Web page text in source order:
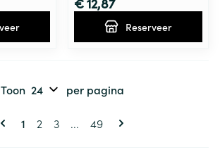
Reserveer
Pagina's
U lees momenteel pagina
1 Pagina
2 Pagina
3 ... Pagina
49
Toon per pagina